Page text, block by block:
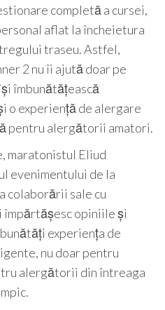
completă a cursei,
aflat la încheietura
traseu. Astfel,
2 nu îi ajută doar pe
îmbunătățească
o experiență de alergare
pentru alergătorii amatori.
maratonistul Eliud
evenimentului de la
colaborării sale cu
împărtășesc opiniile și
experiența de
nu doar pentru
alergătorii din întreaga